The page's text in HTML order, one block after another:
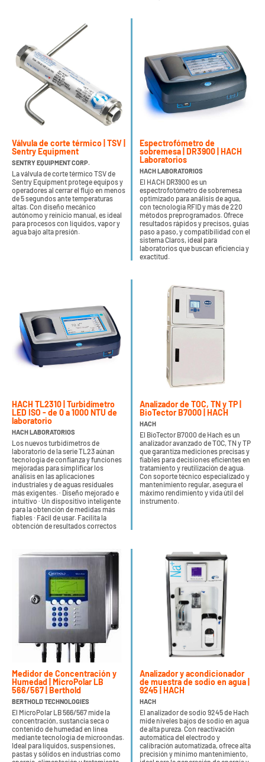
Válvula de corte térmico | TSV |
Sentry Equipment
SENTRY EQUIPMENT CORP.
La válvula de corte térmico TSV de
Sentry Equipment protege equipos y
operadores al cerrar el flujo en menos
de 5 segundos ante temperaturas
altas. Con diseño mecánico
autónomo y reinicio manual, es ideal
para procesos con líquidos, vapor y
agua bajo alta presión.
Espectrofómetro de
sobremesa | DR3900 | HACH
Laboratorios
HACH LABORATORIOS
El HACH DR3900 es un
espectrofotómetro de sobremesa
optimizado para análisis de agua,
con tecnología RFID y más de 220
métodos preprogramados. Ofrece
resultados rápidos y precisos, guías
paso a paso, y compatibilidad con el
sistema Claros, ideal para
laboratorios que buscan eficiencia y
exactitud.
HACH TL2310 | Turbidímetro
LED ISO - de 0 a 1000 NTU de
laboratorio
HACH LABORATORIOS
Los nuevos turbidímetros de
laboratorio de la serie TL23 aúnan
tecnología de confianza y funciones
mejoradas para simplificar los
análisis en las aplicaciones
industriales y de aguas residuales
más exigentes. · Diseño mejorado e
intuitivo · Un dispositivo inteligente
para la obtención de medidas más
fiables · Fácil de usar. Facilita la
obtención de resultados correctos
Analizador de TOC, TN y TP |
BioTector B7000 | HACH
HACH
El BioTector B7000 de Hach es un
analizador avanzado de TOC, TN y TP
que garantiza mediciones precisas y
fiables para decisiones eficientes en
tratamiento y reutilización de agua.
Con soporte técnico especializado y
mantenimiento regular, asegura el
máximo rendimiento y vida útil del
instrumento.
Medidor de Concentración y
Humedad | MicroPolar LB
566/567 | Berthold
BERTHOLD TECHNOLOGIES
El MicroPolar LB 566/567 mide la
concentración, sustancia seca o
contenido de humedad en línea
mediante tecnología de microondas.
Ideal para líquidos, suspensiones,
pastas y sólidos en industrias como
Analizador y acondicionador
de muestra de sodio en agua |
9245 | HACH
HACH
El analizador de sodio 9245 de Hach
mide niveles bajos de sodio en agua
de alta pureza. Con reactivación
automática del electrodo y
calibración automatizada, ofrece alta
precisión y mínimo mantenimiento,